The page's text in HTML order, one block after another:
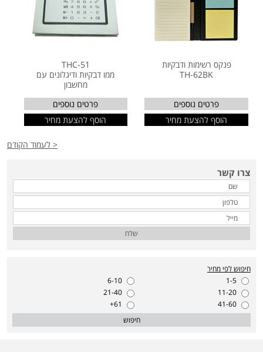
פנקס רשימות ודבקיות
TH-62BK
פרטים נוספים
הוסף להצעת מחיר
THC-51
ממו דבקיות ודיגלונים עם
מחשבון
פרטים נוספים
הוסף להצעת מחיר
< לעמוד הקודם
צרו קשר
שלח
חיפוש לפי מחיר
1-5
6-10
11-20
21-40
41-60
61+
חיפוש